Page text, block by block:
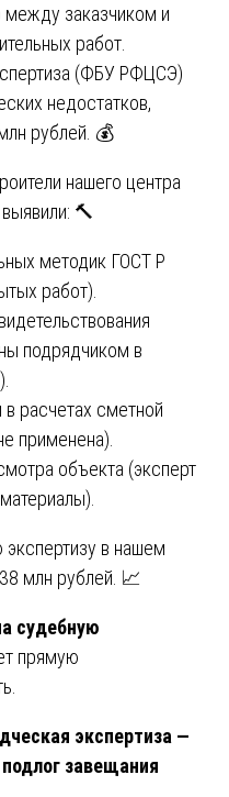
заказчиком и
работ.
(ФБУ РФЦСЭ)
недостатков,
рублей. 💰
нашего центра
🔨
методик ГОСТ Р
работ).
подрядчиком в
расчетах сметной
применена).
объекта (эксперт
экспертизу в нашем
млн рублей. 📈
судебную
прямую
экспертиза —
завещания